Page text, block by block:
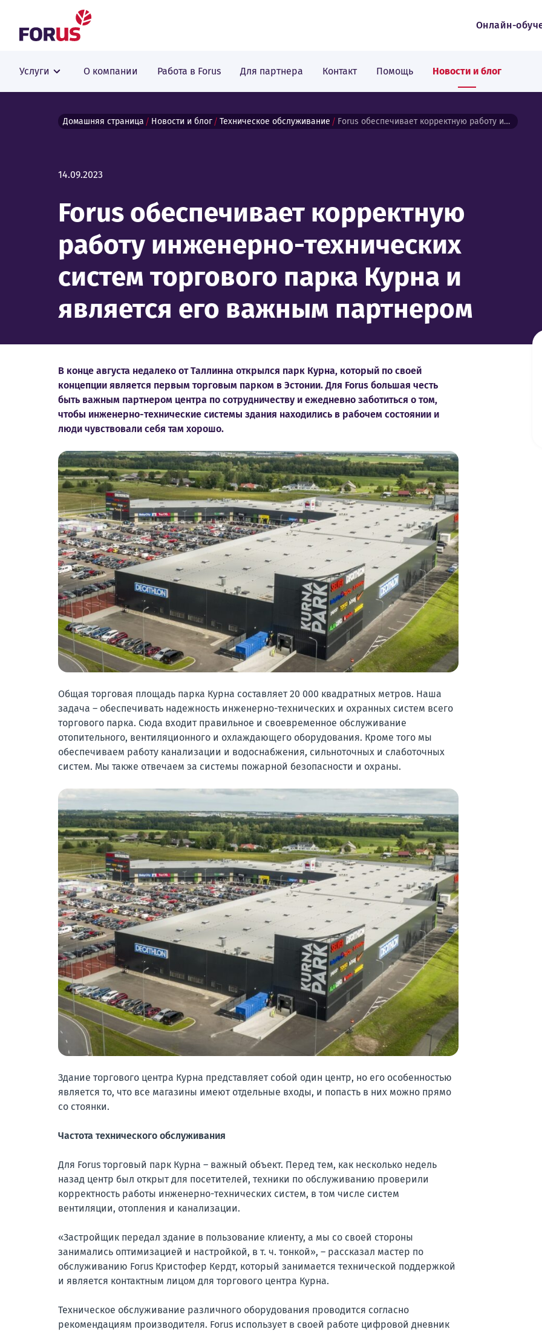
Онлайн-
Услуги О компании Работа в Forus Для партнера Контакт Помощь Новости и блог
Домашняя страница Новости и блог Техническое обслуживание Forus обеспечивает корректную работу инженерно-технических систем торгового парка Курна и является его важным партнером
14.09.2023
Forus обеспечивает корректную
работу инженерно-технических
систем торгового парка Курна и
является его важным партнером
В конце августа недалеко от Таллинна открылся парк Курна, который по своей
концепции является первым торговым парком в Эстонии. Для Forus большая честь
быть важным партнером центра по сотрудничеству и ежедневно заботиться о том,
чтобы инженерно-технические системы здания находились в рабочем состоянии и
люди чувствовали себя там хорошо.
Общая торговая площадь парка Курна составляет 20 000 квадратных метров. Наша
задача – обеспечивать надежность инженерно-технических и охранных систем всего
торгового парка. Сюда входит правильное и своевременное обслуживание
отопительного, вентиляционного и охлаждающего оборудования. Кроме того мы
обеспечиваем работу канализации и водоснабжения, сильноточных и слаботочных
систем. Мы также отвечаем за системы пожарной безопасности и охраны.
Здание торгового центра Курна представляет собой один центр, но его особенностью
является то, что все магазины имеют отдельные входы, и попасть в них можно прямо
со стоянки.
Частота технического обслуживания
Для Forus торговый парк Курна – важный объект. Перед тем, как несколько недель
назад центр был открыт для посетителей, техники по обслуживанию проверили
корректность работы инженерно-технических систем, в том числе систем
вентиляции, отопления и канализации.
«Застройщик передал здание в пользование клиенту, а мы со своей стороны
занимались оптимизацией и настройкой, в т. ч. тонкой», – рассказал мастер по
обслуживанию Forus Кристофер Кердт, который занимается технической поддержкой
и является контактным лицом для торгового центра Курна.
Техническое обслуживание различного оборудования проводится согласно
рекомендациям производителя. Forus использует в своей работе цифровой дневник